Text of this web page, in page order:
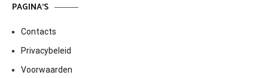
PAGINA’S
Contacts
Privacybeleid
Voorwaarden